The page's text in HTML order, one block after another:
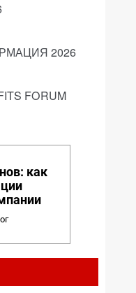
2026
FORUM
как